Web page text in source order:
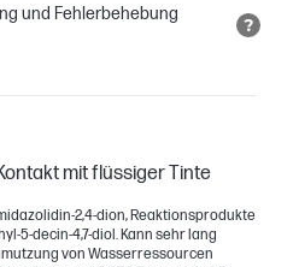
und Fehlerbehebung
mit flüssiger Tinte
2,4-dion, Reaktionsprodukte
5-decin-4,7-diol. Kann sehr lang
von Wasserressourcen